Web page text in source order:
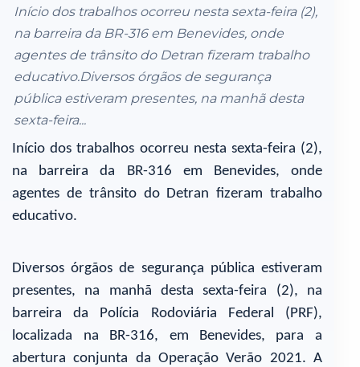
Início dos trabalhos ocorreu nesta sexta-feira (2),
na barreira da BR-316 em Benevides, onde
agentes de trânsito do Detran fizeram trabalho
educativo.Diversos órgãos de segurança
pública estiveram presentes, na manhã desta
sexta-feira...
Início dos trabalhos ocorreu nesta sexta-feira (2),
na barreira da BR-316 em Benevides, onde
agentes de trânsito do Detran fizeram trabalho
educativo.
Diversos órgãos de segurança pública estiveram
presentes, na manhã desta sexta-feira (2), na
barreira da Polícia Rodoviária Federal (PRF),
localizada na BR-316, em Benevides, para a
abertura conjunta da Operação Verão 2021. A